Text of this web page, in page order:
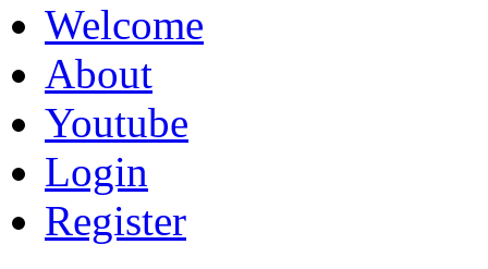
Welcome
About
Youtube
Login
Register